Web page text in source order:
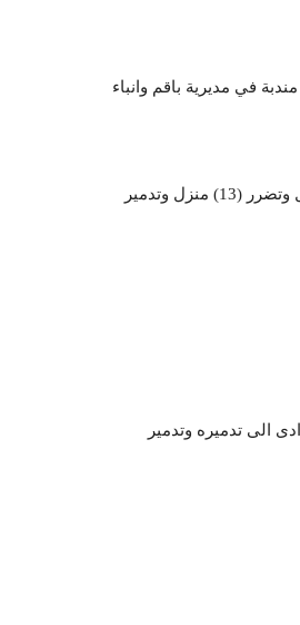
مندبة في مديرية باقم وانباء
قصف صاروخي سعودي بـ(35) قذيفة استهدفت منازل ومزارع المدنيين ادى الى تدمير منزل وتضرر (13) منزل وتدمير
الى تدميره وتدمير